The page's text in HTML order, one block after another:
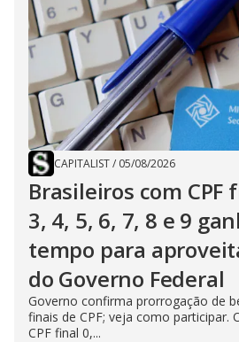
CAPITALIST/ 05/08/2026
Brasileiros com CPF
3, 4, 5, 6, 7, 8 e 9
tempo para
do Governo Federal
Governo confirma prorrogação de
finais de CPF; veja como participar.
CPF final 0,...